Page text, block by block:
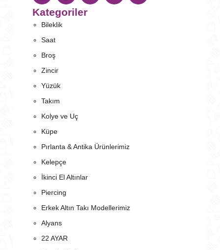
Kategoriler
Bileklik
Saat
Broş
Zincir
Yüzük
Takım
Kolye ve Uç
Küpe
Pırlanta & Antika Ürünlerimiz
Kelepçe
İkinci El Altınlar
Piercing
Erkek Altın Takı Modellerimiz
Alyans
22 AYAR